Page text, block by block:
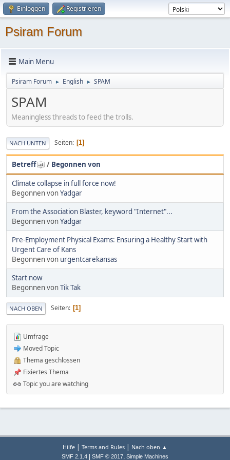
Einloggen Registrieren
Psiram Forum
Main Menu
Psiram Forum ► English ► SPAM
SPAM
Meaningless threads to feed the trolls.
NACH UNTEN Seiten 1
Betreff / Begonnen von
Climate collapse in full force now!
Begonnen vonYadgar
From the Association Blaster, keyword "Internet"...
Begonnen vonYadgar
Pre-Employment Physical Exams: Ensuring a Healthy Start with
Urgent Care of Kans
Begonnen von urgentcarekansas
Start now
Begonnen vonTik Tak
NACH OBEN Seiten 1
Umfrage
Moved Topic
Thema geschlossen
Fixiertes Thema
Topic you are watching
Hilfe | Terms and Rules | Nach oben ▲
SMF 2.1.4 SMF © 2017, Simple Machines